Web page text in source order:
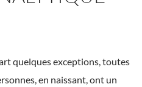
quelques exceptions, toutes
en naissant, ont un